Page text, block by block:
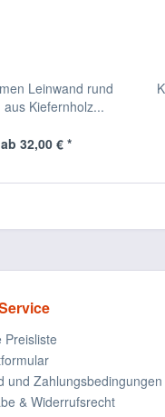
Leinwand rund
aus Kiefernholz...
ab 32,00 € *
Preisliste
und Zahlungsbedingungen
& Widerrufsrecht